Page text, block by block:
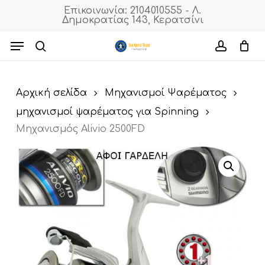
content
Επικοινωνία: 2104010555 - Λ.
Δημοκρατίας 143, Κερατσίνι
Menu
Cart
Αρχική σελίδα
Μηχανισμοί Ψαρέματος
μηχανισμοί ψαρέματος για Spinning
Μηχανισμός Alivio 2500FD